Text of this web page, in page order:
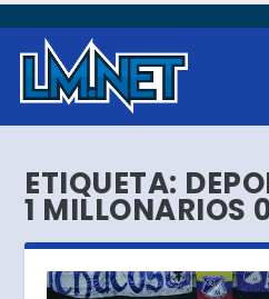
ETIQUETA:
1 MILLONARIOS